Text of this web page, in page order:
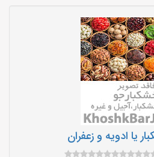
یا ادویه و زعفران